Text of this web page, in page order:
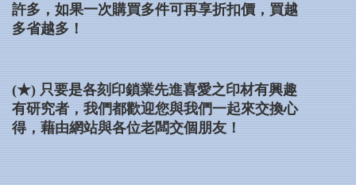
許多，如果一次購買多件可再享折扣價，買越
多省越多！
(★) 只要是各刻印鎖業先進喜愛之印材有興趣
有研究者，我們都歡迎您與我們一起來交換心
得，藉由網站與各位老闆交個朋友！